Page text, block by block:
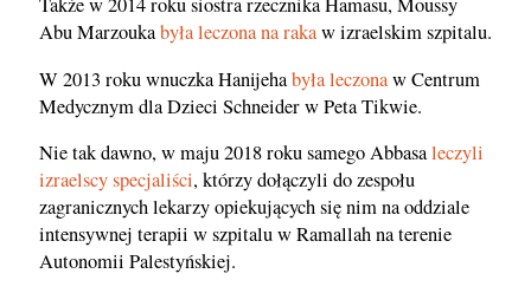
Abu Marzoukabyła leczona na rakaw izraelskim szpitalu.
W 2013 roku wnuczka Hanijehabyła leczonaw Centrum
Medycznym dla Dzieci Schneider w Peta Tikwie.
Nie tak dawno, w maju 2018 roku samego Abbasaleczyli
izraelscy specjaliści, którzy dołączyli do zespołu
zagranicznych lekarzy opiekujących się nim na oddziale
intensywnej terapii w szpitalu w Ramallah na terenie
Autonomii Palestyńskiej.